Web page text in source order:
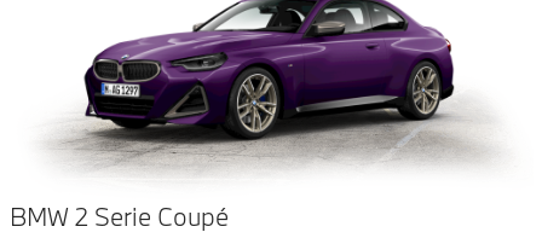
BMW 2 Serie Coupé